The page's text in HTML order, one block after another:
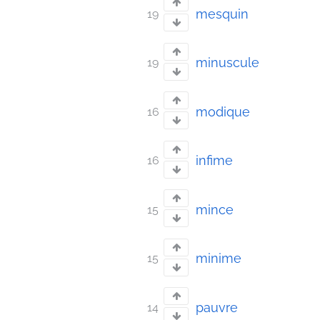
19 mesquin
19 minuscule
16 modique
16 infime
15 mince
15 minime
14 pauvre